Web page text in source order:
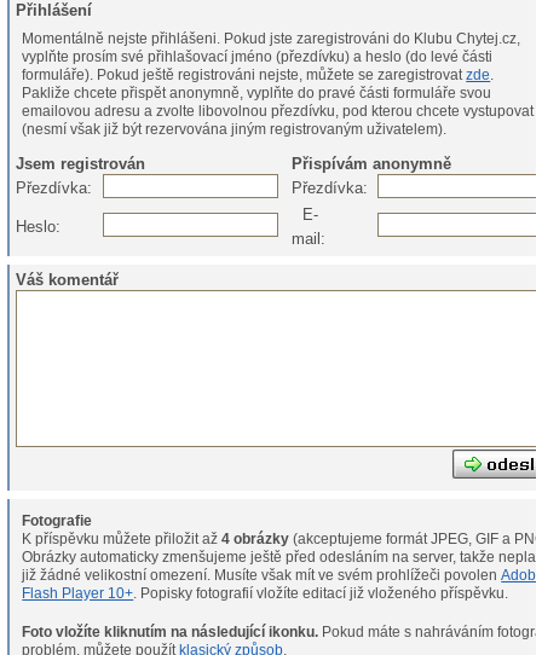
Přihlášení
Momentálně nejste přihlášeni. Pokud jste zaregistrováni do Klubu Chytej.cz,
vyplňte prosím své přihlašovací jméno (přezdívku) a heslo (do levé části
formuláře). Pokud ještě registrováni nejste, můžete se zaregistrovatzde
Pakliže chcete přispět anonymně, vyplňte do pravé části formuláře svou
emailovou adresu a zvolte libovolnou přezdívku, pod kterou chcete vystupovat
(nesmí však již být rezervována jiným registrovaným uživatelem).
Jsem registrován
Přispívám anonymně
Přezdívka:
Přezdívka:
Heslo:
E-
mail:
Váš komentář
Fotografie
K příspěvku můžete přiložit až4 obrázky (akceptujeme formát JPEG, GIF a
Obrázky automaticky zmenšujeme ještě před odesláním na server, takže
již žádné velikostní omezení. Musíte však mít ve svém prohlížeči povolen
Flash Player 10+ . Popisky fotografií vložíte editací již vloženého příspěvku.
Foto vložíte kliknutím na následující ikonku.
problém, můžete použítklasický způsob.